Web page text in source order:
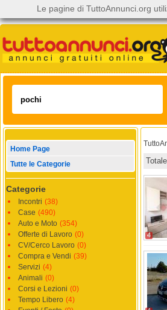
Home Page
Tutte le Categorie
Categorie
Incontri (38)
Case (490)
Auto e Moto (354)
Offerte di Lavoro (0)
CV/Cerco Lavoro (0)
Compra e Vendi (39)
Servizi (4)
Animali (0)
Corsi e Lezioni (0)
Tempo Libero (4)
4
Le pagine di TuttoAnnunci.org